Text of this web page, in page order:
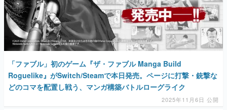
なんでゲームは面白い？
ゲーム開発者・hamatsu氏がゲームの魅力を画面や操作の
具体的な形から解き明かしていく、硬派で骨太な評論連載
です。
ゲームが変えた日本語
「経験値」「裏技」「ラスボス」… ゲームにまつわる言葉
の起源や用法の変遷を、コンピューター文化史研究家・タ
イニーP氏が徹底調査。
カテゴリ
「ファブル」初のゲーム『ザ・ファブル Manga Build
Roguelike』がSwitch/Steamで本日発売。ページに打撃・銃撃な
どのコマを配置し戦う、マンガ構築バトルローグライク
2025年11月6日 公開